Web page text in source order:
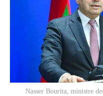
Nasser Bourita, ministre